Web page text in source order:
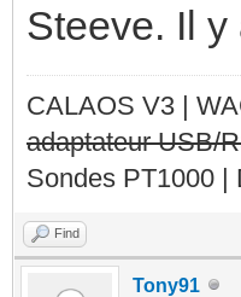
Steeve. Il
CALAOS V3 |
adaptateur USB/
Sondes PT1000 |
Find
Tony91